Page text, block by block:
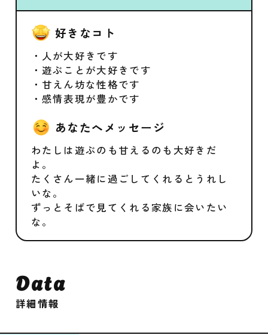
好きなコト
・人が大好きです
・遊ぶことが大好きです
・甘えん坊な性格です
・感情表現が豊かです
あなたへメッセージ
わたしは遊ぶのも甘えるのも大好きだ
よ。
たくさん一緒に過ごしてくれるとうれし
いな。
ずっとそばで見てくれる家族に会いたい
な。
Data
詳細情報